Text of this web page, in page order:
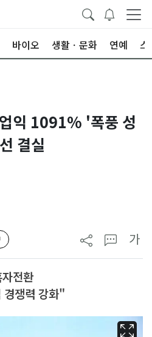
바이오 생활ㆍ문화 연예 스
익 1091% '폭풍 성
결실
가
전환
쟁력 강화"